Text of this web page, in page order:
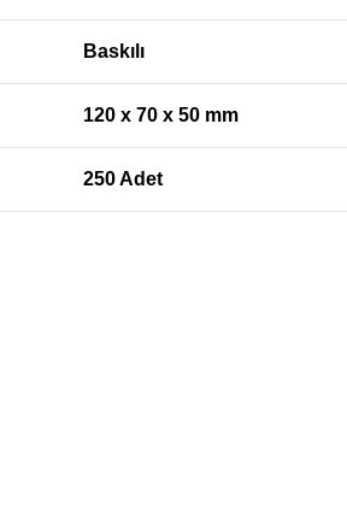
Baskılı
120 x 70 x 50 mm
250 Adet